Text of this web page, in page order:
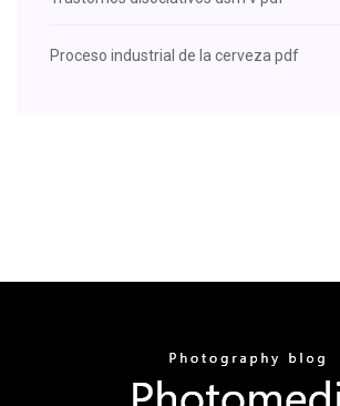
Proceso industrial de la cerveza pdf